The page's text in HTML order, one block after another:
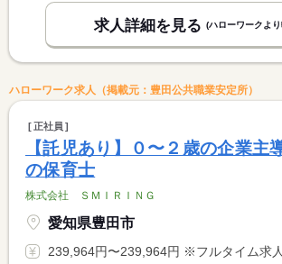
求人詳細を見る (ハローワークよ
ハローワーク求人（掲載元：豊田公共職業安定所）
正社員
【託児あり】０〜２歳の企業主
の保育士
株式会社 ＳＭＩＲＩＮＧ
愛知県豊田市
239,964円〜239,964円 ※フルタイム求人の場合は月額（換算額）、パート求人の場合は